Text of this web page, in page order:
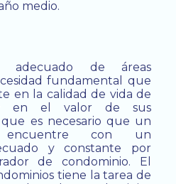
medio.
adecuado de áreas
fundamental que
en la calidad de vida de
y en el valor de sus
es necesario que un
encuentre con un
y constante por
de condominio. El
tiene la tarea de